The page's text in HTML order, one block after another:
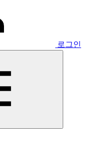
로그인